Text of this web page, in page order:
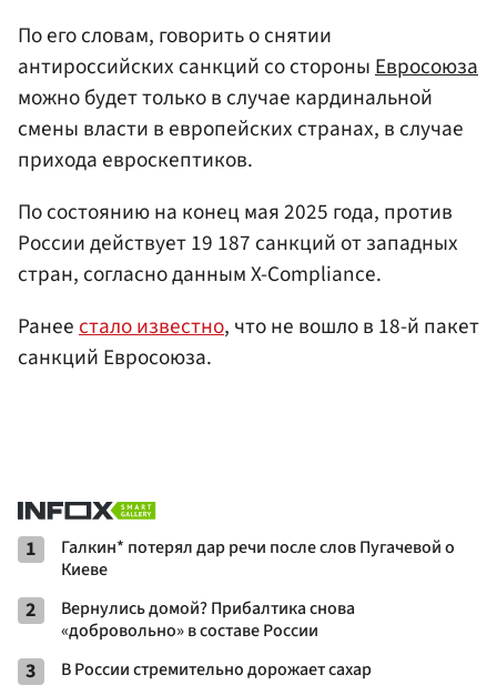
По его словам, говорить о снятии
антироссийских санкций со стороны Евросоюза
можно будет только в случае кардинальной
смены власти в европейских странах, в случае
прихода евроскептиков.
По состоянию на конец мая 2025 года, против
России действует 19 187 санкций от западных
стран, согласно данным X-Compliance.
Ранеестало известно, что не вошло в 18-й пакет
санкций Евросоюза.
1
Галкин* потерял дар речи после слов Пугачевой о
Киеве
2
Вернулись домой? Прибалтика снова
«добровольно» в составе России
3 В России стремительно дорожает сахар